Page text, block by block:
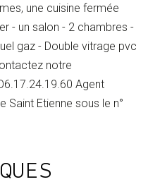
une cuisine fermée
- un salon - 2 chambres -
gaz - Double vitrage pvc
notre
Agent
Saint Etienne sous le n°